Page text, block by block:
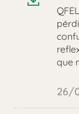
que
26/